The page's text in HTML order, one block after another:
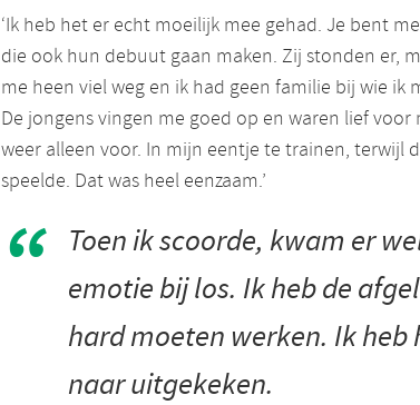
‘Ik heb het er echt moeilijk mee gehad. Je bent
die ook hun debuut gaan maken. Zij stonden er,
me heen viel weg en ik had geen familie bij wie ik
De jongens vingen me goed op en waren lief
weer alleen voor. In mijn eentje te trainen, terwijl
speelde. Dat was heel eenzaam.’
Toen ik scoorde, kwam er
emotie bij los. Ik heb de
hard moeten werken. Ik heb
naar uitgekeken.